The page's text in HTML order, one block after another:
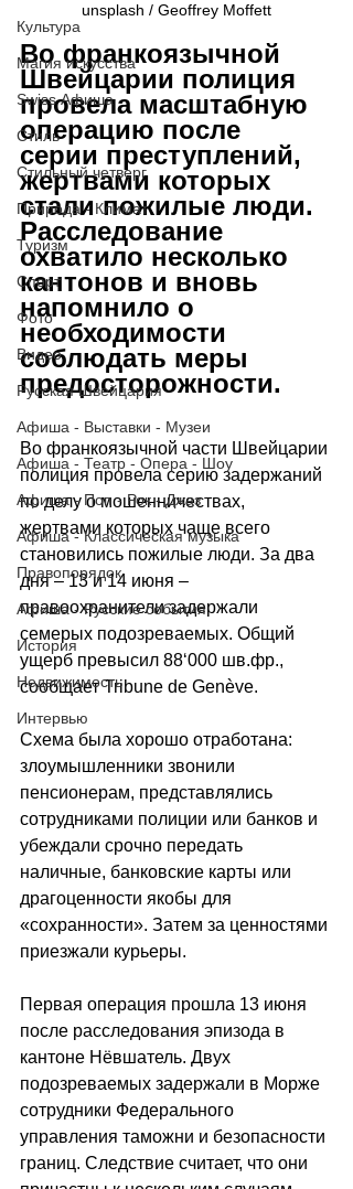
Культура
Магия искусства
Swiss Афиша
Стиль
Стильный четверг
Природа - Климат
Туризм
Спорт
Фото
Видео
Русская Швейцария
Афиша - Выставки - Музеи
Афиша - Театр - Опера - Шоу
Афиша - Поп - Рок - Джаз
Афиша - Классическая музыка
Правопорядок
Афиша - Русские события
История
Недвижимость
Интервью
unsplash / Geoffrey Moffett
Во франкоязычной
Швейцарии полиция
провела масштабную
операцию после
серии преступлений,
жертвами которых
стали пожилые люди.
Расследование
охватило несколько
кантонов и вновь
напомнило о
необходимости
соблюдать меры
предосторожности.
Во франкоязычной части Швейцарии
полиция провела серию задержаний
по делу о мошенничествах,
жертвами которых чаще всего
становились пожилые люди. За два
дня – 13 и 14 июня –
правоохранители задержали
семерых подозреваемых. Общий
ущерб превысил 88‘000 шв.фр.,
сообщает Tribune de Genève.
Схема была хорошо отработана:
злоумышленники звонили
пенсионерам, представлялись
сотрудниками полиции или банков и
убеждали срочно передать
наличные, банковские карты или
драгоценности якобы для
«сохранности». Затем за ценностями
приезжали курьеры.
Первая операция прошла 13 июня
после расследования эпизода в
кантоне Нёвшатель. Двух
подозреваемых задержали в Морже
сотрудники Федерального
управления таможни и безопасности
границ. Следствие считает, что они